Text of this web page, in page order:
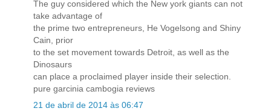
The guy considered which the New york giants can not
take advantage of
the prime two entrepreneurs, He Vogelsong and Shiny
Cain, prior
to the set movement towards Detroit, as well as the
Dinosaurs
can place a proclaimed player inside their selection.
pure garcinia cambogia reviews
21 de abril de 2014 às 06:47